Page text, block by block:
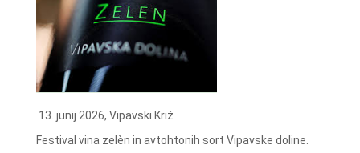
13. junij 2026, Vipavski Križ
Festival vina zelèn in avtohtonih sort Vipavske doline.